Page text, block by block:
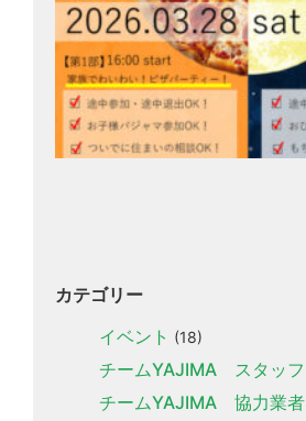
カテゴリー
イベント (18)
チームYAJIMA スタッフ
チームYAJIMA 協力業者